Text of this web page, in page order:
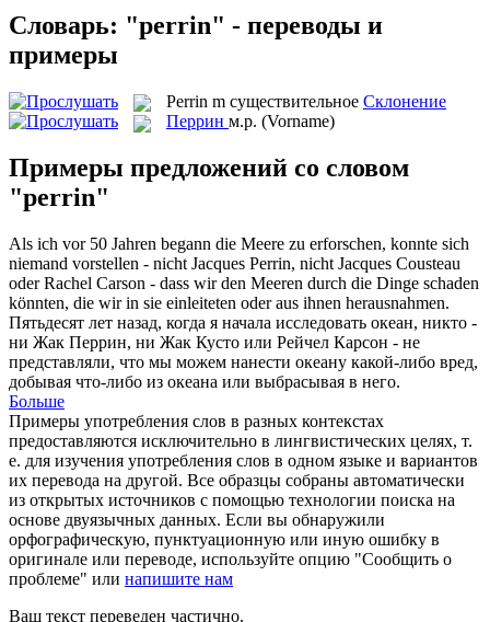
Словарь: "perrin" - переводы и
примеры
Perrin m существительное Склонение
Перрин м.р. (Vorname)
Примеры предложений со словом
"perrin"
Als ich vor 50 Jahren begann die Meere zu erforschen, konnte sich
niemand vorstellen - nicht Jacques Perrin, nicht Jacques Cousteau
oder Rachel Carson - dass wir den Meeren durch die Dinge schaden
könnten, die wir in sie einleiteten oder aus ihnen herausnahmen.
Пятьдесят лет назад, когда я начала исследовать океан, никто -
ни Жак Перрин, ни Жак Кусто или Рейчел Карсон - не
представляли, что мы можем нанести океану какой-либо вред,
добывая что-либо из океана или выбрасывая в него.
Больше
Примеры употребления слов в разных контекстах
предоставляются исключительно в лингвистических целях, т.
е. для изучения употребления слов в одном языке и вариантов
их перевода на другой. Все образцы собраны автоматически
из открытых источников с помощью технологии поиска на
основе двуязычных данных. Если вы обнаружили
орфографическую, пунктуационную или иную ошибку в
оригинале или переводе, используйте опцию "Сообщить о
проблеме" или напишите нам
Ваш текст переведен частично.